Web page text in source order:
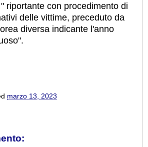
riportante con procedimento di
delle vittime, preceduto da
diversa indicante l'anno
marzo 13, 2023